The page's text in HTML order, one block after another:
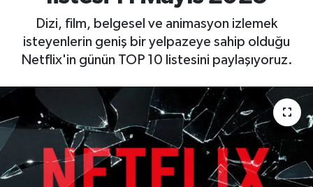
Dizi, film, belgesel ve animasyon izlemek
isteyenlerin geniş bir yelpazeye sahip olduğu
Netflix'in günün TOP 10 listesini paylaşıyoruz.